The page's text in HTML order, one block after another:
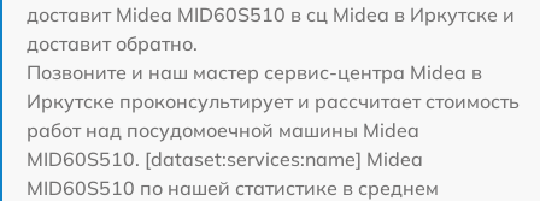
доставит Midea MID60S510 в сц Midea в Иркутске и
доставит обратно.
Позвоните и наш мастер сервис-центра Midea в
Иркутске проконсультирует и рассчитает стоимость
работ над посудомоечной машины Midea
MID60S510. [dataset:services:name] Midea
MID60S510 по нашей статистике в среднем